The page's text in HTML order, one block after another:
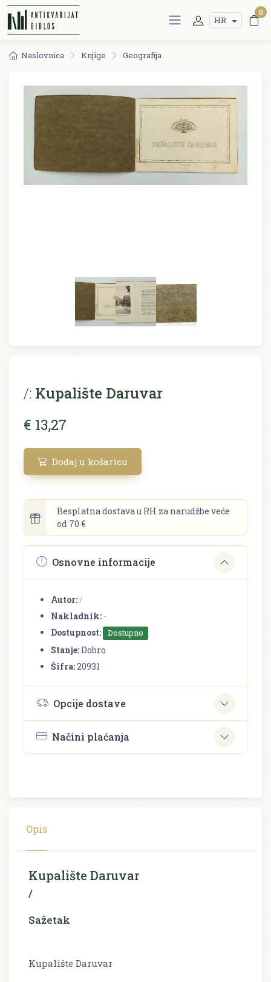
HR
0
Naslovnica Knjige Geografija
/: Kupalište Daruvar
€ 13,27
Dodaj u košaricu
Besplatna dostava u RH za narudžbe veće
od 70 €
Osnovne informacije
Autor:/
Nakladnik: -
Dostupnost:
Dostupno
Stanje:Dobro
Šifra:20931
Opcije dostave
Načini plaćanja
Opis
Kupalište Daruvar
/
Sažetak
Kupalište Daruvar